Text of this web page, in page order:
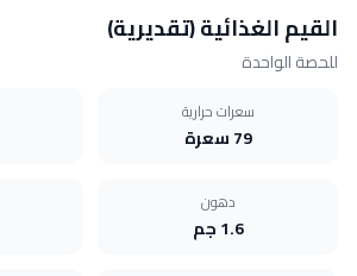
القيم الغذائية (تقديرية)
للحصة الواحدة
سعرات حرارية
79 سعرة
دهون
1.6 جم